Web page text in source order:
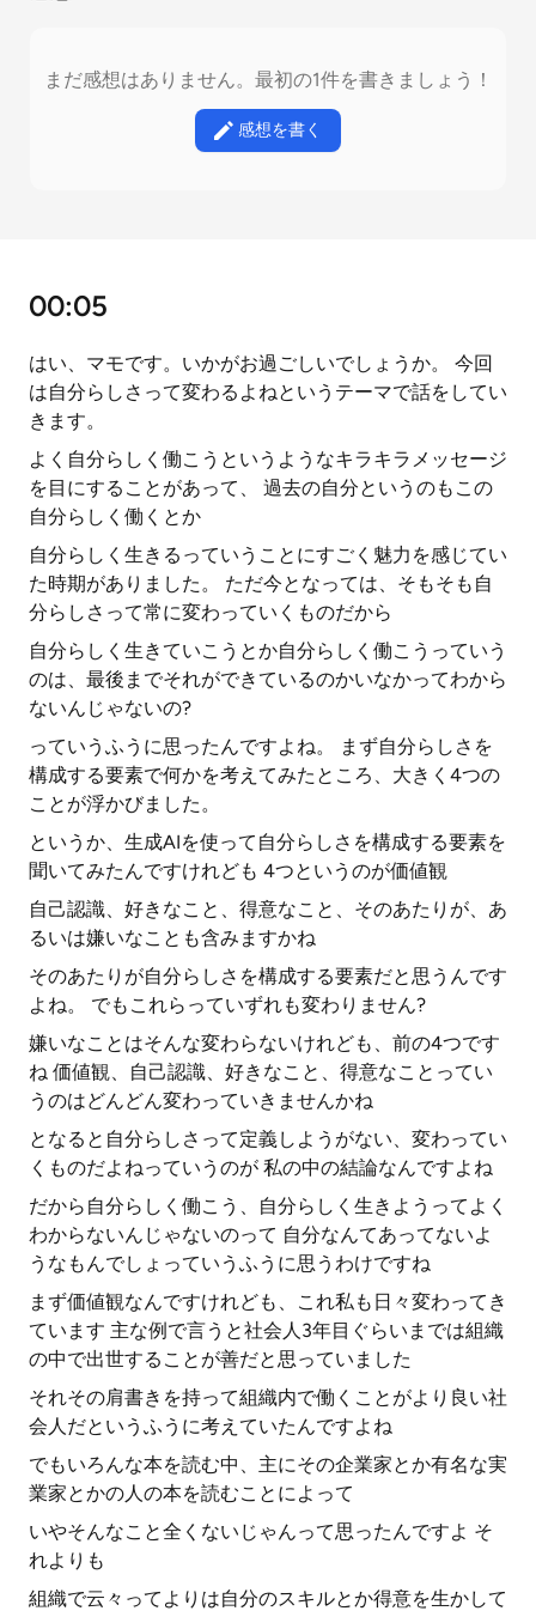
まだ感想はありません。最初の1件を書きましょう！
感想を書く
00:05
はい、マモです。いかがお過ごしいでしょうか。 今回
は自分らしさって変わるよねというテーマで話をしてい
きます。
よく自分らしく働こうというようなキラキラメッセージ
を目にすることがあって、 過去の自分というのもこの
自分らしく働くとか
自分らしく生きるっていうことにすごく魅力を感じてい
た時期がありました。 ただ今となっては、そもそも自
分らしさって常に変わっていくものだから
自分らしく生きていこうとか自分らしく働こうっていう
のは、最後までそれができているのかいなかってわから
ないんじゃないの?
っていうふうに思ったんですよね。 まず自分らしさを
構成する要素で何かを考えてみたところ、大きく4つの
ことが浮かびました。
というか、生成AIを使って自分らしさを構成する要素を
聞いてみたんですけれども 4つというのが価値観
自己認識、好きなこと、得意なこと、そのあたりが、あ
るいは嫌いなことも含みますかね
そのあたりが自分らしさを構成する要素だと思うんです
よね。 でもこれらっていずれも変わりません?
嫌いなことはそんな変わらないけれども、前の4つです
ね 価値観、自己認識、好きなこと、得意なことってい
うのはどんどん変わっていきませんかね
となると自分らしさって定義しようがない、変わってい
くものだよねっていうのが 私の中の結論なんですよね
だから自分らしく働こう、自分らしく生きようってよく
わからないんじゃないのって 自分なんてあってないよ
うなもんでしょっていうふうに思うわけですね
まず価値観なんですけれども、これ私も日々変わってき
ています 主な例で言うと社会人3年目ぐらいまでは組織
の中で出世することが善だと思っていました
それその肩書きを持って組織内で働くことがより良い社
会人だというふうに考えていたんですよね
でもいろんな本を読む中、主にその企業家とか有名な実
業家とかの人の本を読むことによって
いやそんなこと全くないじゃんって思ったんですよ そ
れよりも
組織で云々ってよりは自分のスキルとか得意を生かして